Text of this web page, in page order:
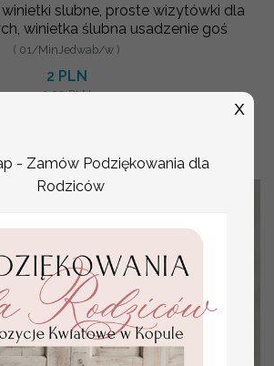
slubne, proste wizytówki dla
winietka ślubna usadzenie goś
( 01/MinJedwab/w )
2 PLN
2.50 PLN
- Zamów Podziękowania dla
Rodziców
X